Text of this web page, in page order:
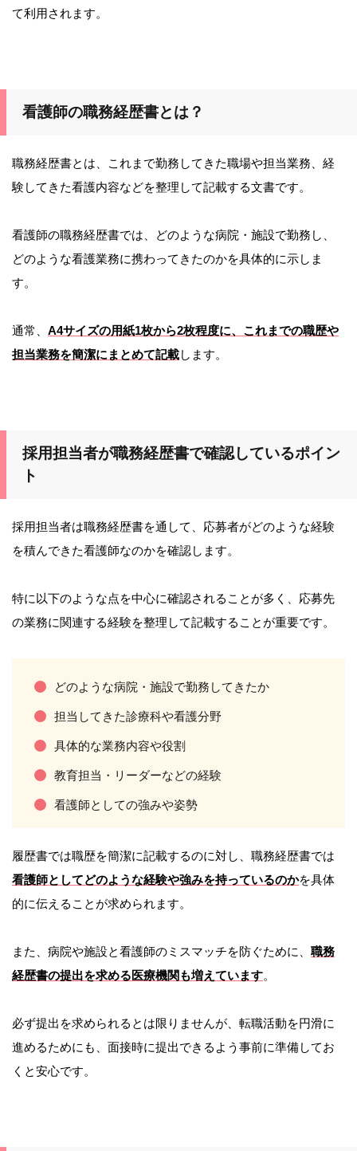
て利用されます。
看護師の職務経歴書とは？
職務経歴書とは、これまで勤務してきた職場や担当業務、経
験してきた看護内容などを整理して記載する文書です。
看護師の職務経歴書では、どのような病院・施設で勤務し、
どのような看護業務に携わってきたのかを具体的に示しま
す。
通常、 A4サイズの用紙1枚から2枚程度に、これまでの職歴や
担当業務を簡潔にまとめて記載します。
採用担当者が職務経歴書で確認しているポイン
ト
採用担当者は職務経歴書を通して、応募者がどのような経験
を積んできた看護師なのかを確認します。
特に以下のような点を中心に確認されることが多く、応募先
の業務に関連する経験を整理して記載することが重要です。
どのような病院・施設で勤務してきたか
担当してきた診療科や看護分野
具体的な業務内容や役割
教育担当・リーダーなどの経験
看護師としての強みや姿勢
履歴書では職歴を簡潔に記載するのに対し、職務経歴書では
看護師としてどのような経験や強みを持っているのかを具体
的に伝えることが求められます。
また、病院や施設と看護師のミスマッチを防ぐために、 職務
経歴書の提出を求める医療機関も増えています。
必ず提出を求められるとは限りませんが、転職活動を円滑に
進めるためにも、面接時に提出できるよう事前に準備してお
くと安心です。